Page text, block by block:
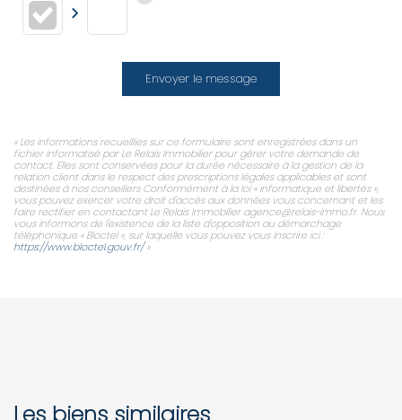
Envoyer le message
« Les informations recueillies sur ce formulaire sont enregistrées dans un
fichier informatisé par Le Relais Immobilier pour gérer votre demande de
contact. Elles sont conservées pour la durée nécessaire à la gestion de la
relation client dans le respect des prescriptions légales applicables et sont
destinées à nos conseillers Conformément à la loi « informatique et libertés »,
vous pouvez exercer votre droit d'accès aux données vous concernant et les
faire rectifier en contactant Le Relais Immobilier agence@relais-immo.fr. Nous
vous informons de l'existence de la liste d'opposition au démarchage
téléphonique « Bloctel », sur laquelle vous pouvez vous inscrire ici :
https://www.bloctel.gouv.fr/»
Les biens similaires